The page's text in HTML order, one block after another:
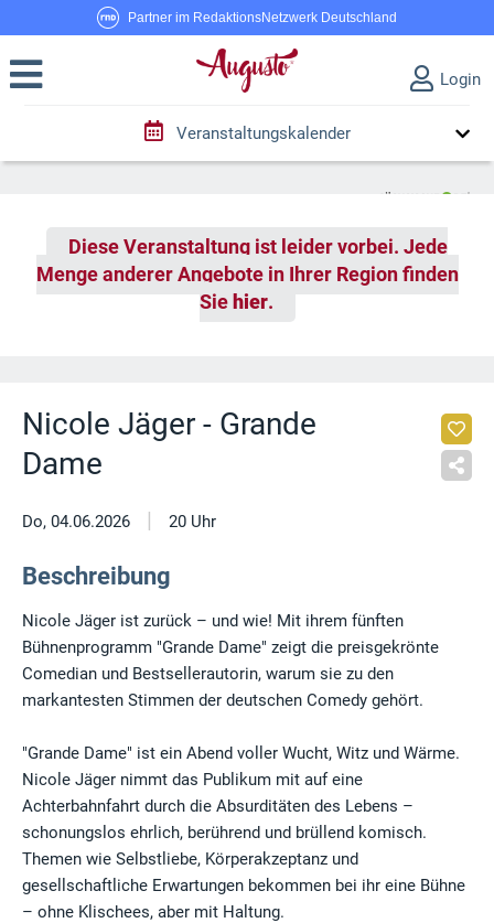
Partner im RedaktionsNetzwerk Deutschland
Login
Veranstaltungskalender
Diese Veranstaltung ist leider vorbei. Jede
Menge anderer Angebote in Ihrer Region finden
Sie hier.
Nicole Jäger - Grande
Dame
Do, 04.06.2026 | 20 Uhr
Beschreibung
Nicole Jäger ist zurück – und wie! Mit ihrem fünften
Bühnenprogramm "Grande Dame" zeigt die preisgekrönte
Comedian und Bestsellerautorin, warum sie zu den
markantesten Stimmen der deutschen Comedy gehört.
"Grande Dame" ist ein Abend voller Wucht, Witz und Wärme.
Nicole Jäger nimmt das Publikum mit auf eine
Achterbahnfahrt durch die Absurditäten des Lebens –
schonungslos ehrlich, berührend und brüllend komisch.
Themen wie Selbstliebe, Körperakzeptanz und
gesellschaftliche Erwartungen bekommen bei ihr eine Bühne
– ohne Klischees, aber mit Haltung.